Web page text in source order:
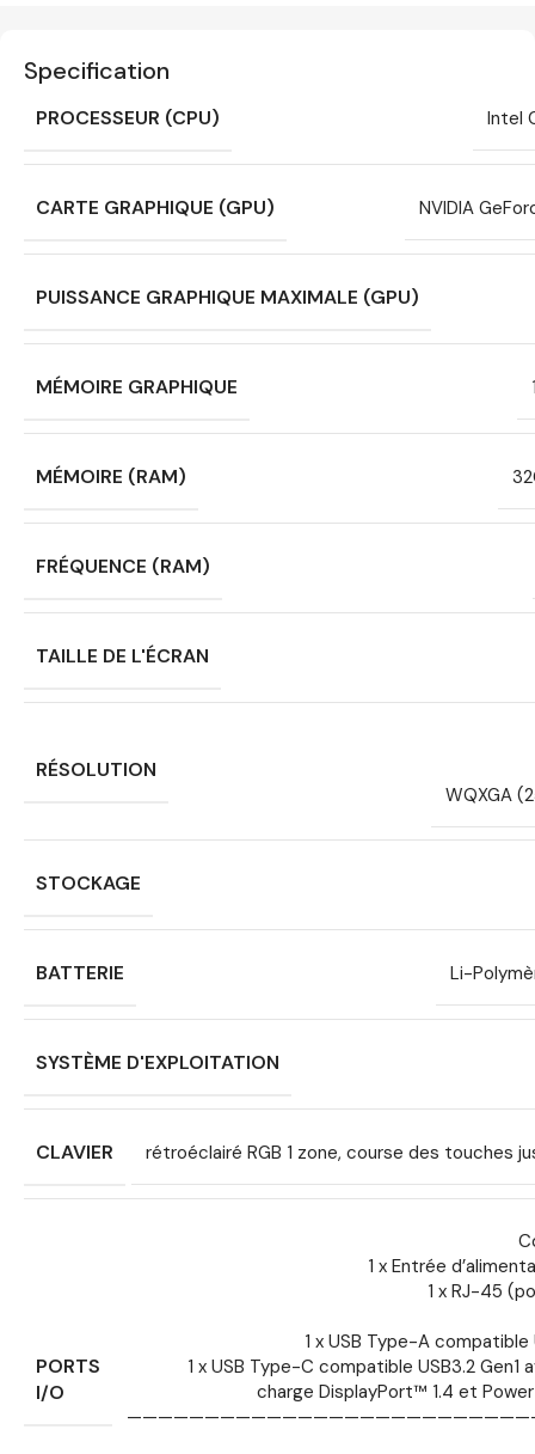
Specification
PROCESSEUR (CPU) Intel
CARTE GRAPHIQUE (GPU) NVIDIA
PUISSANCE GRAPHIQUE MAXIMALE (GPU)
MÉMOIRE GRAPHIQUE
MÉMOIRE (RAM)
FRÉQUENCE (RAM)
TAILLE DE L'ÉCRAN
RÉSOLUTION
WQXGA
STOCKAGE
BATTERIE Li-
SYSTÈME D'EXPLOITATION
CLAVIER rétroéclairé RGB 1 zone, course des touches
PORTS
I/O
1 x Entrée
1 x RJ-45
1 x USB Type-A compatible
1 x USB Type-C compatible USB3.2 Gen1
charge DisplayPort™ 1.4 et